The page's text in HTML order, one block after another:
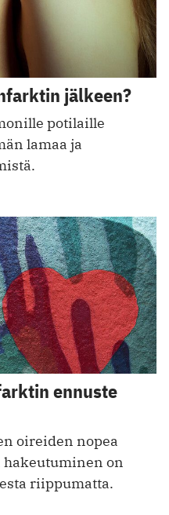
jälkeen?
potilaille
lamaa ja
ennuste
oireiden nopea
on
riippumatta.